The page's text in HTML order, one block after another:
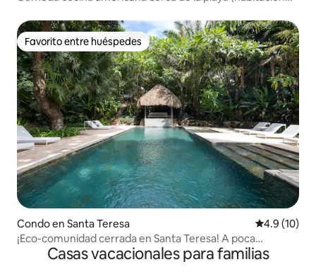
Favorito entre huéspedes
Favorito entre huéspedes
Condo en Santa Teresa Calificación
4.9 (10)
¡Eco-comunidad cerrada en Santa Teresa! A poca
distancia a pie de la playa
Casas vacacionales para familias